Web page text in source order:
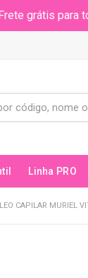
grátis para
Linha PRO
CAPILAR MURIEL